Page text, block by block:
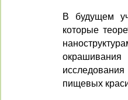
В будущем
которые
пищевых